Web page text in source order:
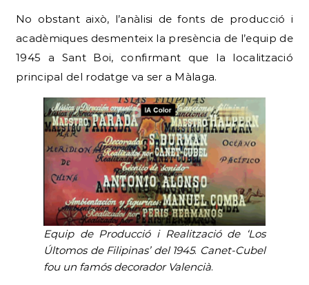
No obstant això, l’anàlisi de fonts de producció i
acadèmiques desmenteix la presència de l’equip de
1945 a Sant Boi, confirmant que la localització
principal del rodatge va ser a Màlaga.
Equip de Producció i Realització de ‘Los
Últomos de Filipinas’ del 1945. Canet-Cubel
fou un famós decorador Valencià.